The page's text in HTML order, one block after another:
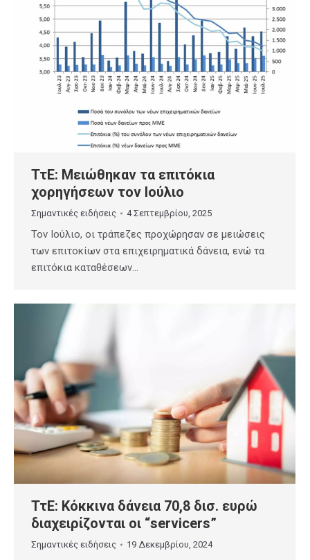
ΤτΕ: Μειώθηκαν τα επιτόκια
χορηγήσεων τον Ιούλιο
Σημαντικές ειδήσεις 4 Σεπτεμβρίου, 2025
Τον Ιούλιο, οι τράπεζες προχώρησαν σε μειώσεις
των επιτοκίων στα επιχειρηματικά δάνεια, ενώ τα
επιτόκια καταθέσεων…
ΤτΕ: Κόκκινα δάνεια 70,8 δισ. ευρώ
διαχειρίζονται οι “servicers”
Σημαντικές ειδήσεις 19 Δεκεμβρίου, 2024